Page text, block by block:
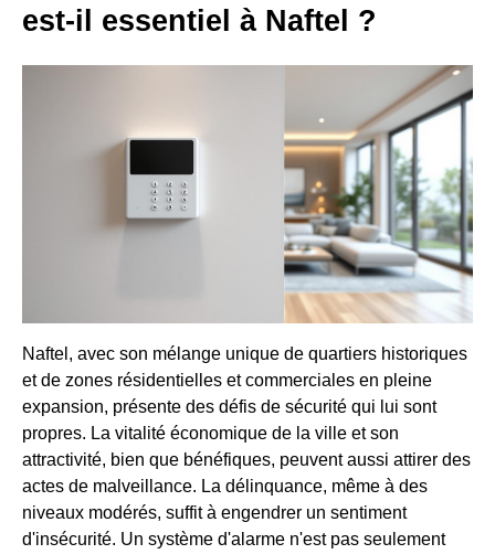
est-il essentiel à Naftel ?
Naftel, avec son mélange unique de quartiers historiques
et de zones résidentielles et commerciales en pleine
expansion, présente des défis de sécurité qui lui sont
propres. La vitalité économique de la ville et son
attractivité, bien que bénéfiques, peuvent aussi attirer des
actes de malveillance. La délinquance, même à des
niveaux modérés, suffit à engendrer un sentiment
d'insécurité. Un système d'alarme n'est pas seulement